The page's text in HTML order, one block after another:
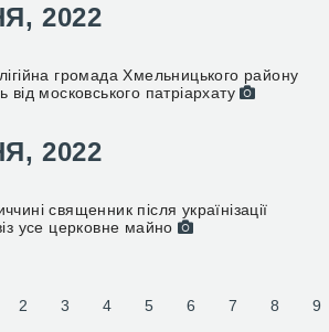
2022
громада Хмельницького району
від московського патріархату
2022
священник після українізації
усе церковне майно
2 3 4 5 6 7 8 9